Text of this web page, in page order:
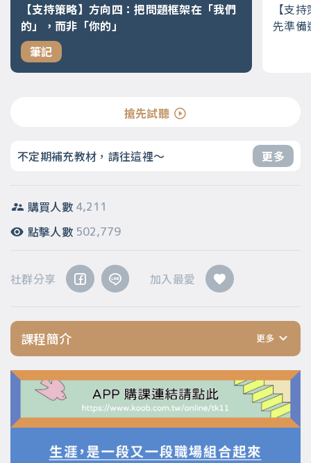
【支持策略】方向四：把問題框架在「我們
的」，而非「你的」
筆記
【支
先準備
搶先試聽
不定期補充教材，請往這裡～ 更多
購買人數 4,211
點擊人數 502,779
社群分享 加入最愛
課程簡介